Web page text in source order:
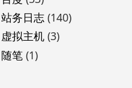
站务日志(140)
虚拟主机(3)
随笔(1)